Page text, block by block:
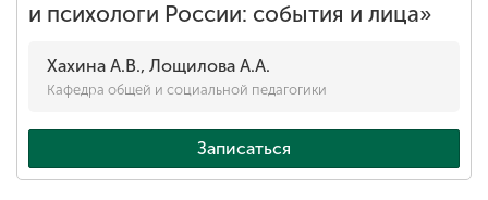
и психологи России: события и лица»
Хахина А.В., Лощилова А.А.
Кафедра общей и социальной педагогики
Записаться